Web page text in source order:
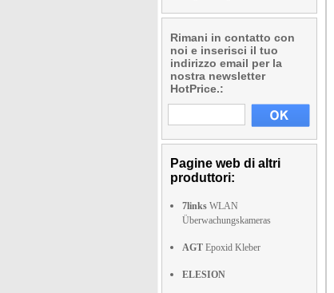
Rimani in contatto con
noi e inserisci il tuo
indirizzo email per la
nostra newsletter
HotPrice.:
Pagine web di altri
produttori:
7links WLAN
Überwachungskameras
AGT Epoxid Kleber
ELESION